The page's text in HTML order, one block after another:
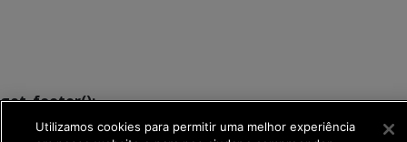
get_footer();
Utilizamos cookies para permitir uma melhor experiência